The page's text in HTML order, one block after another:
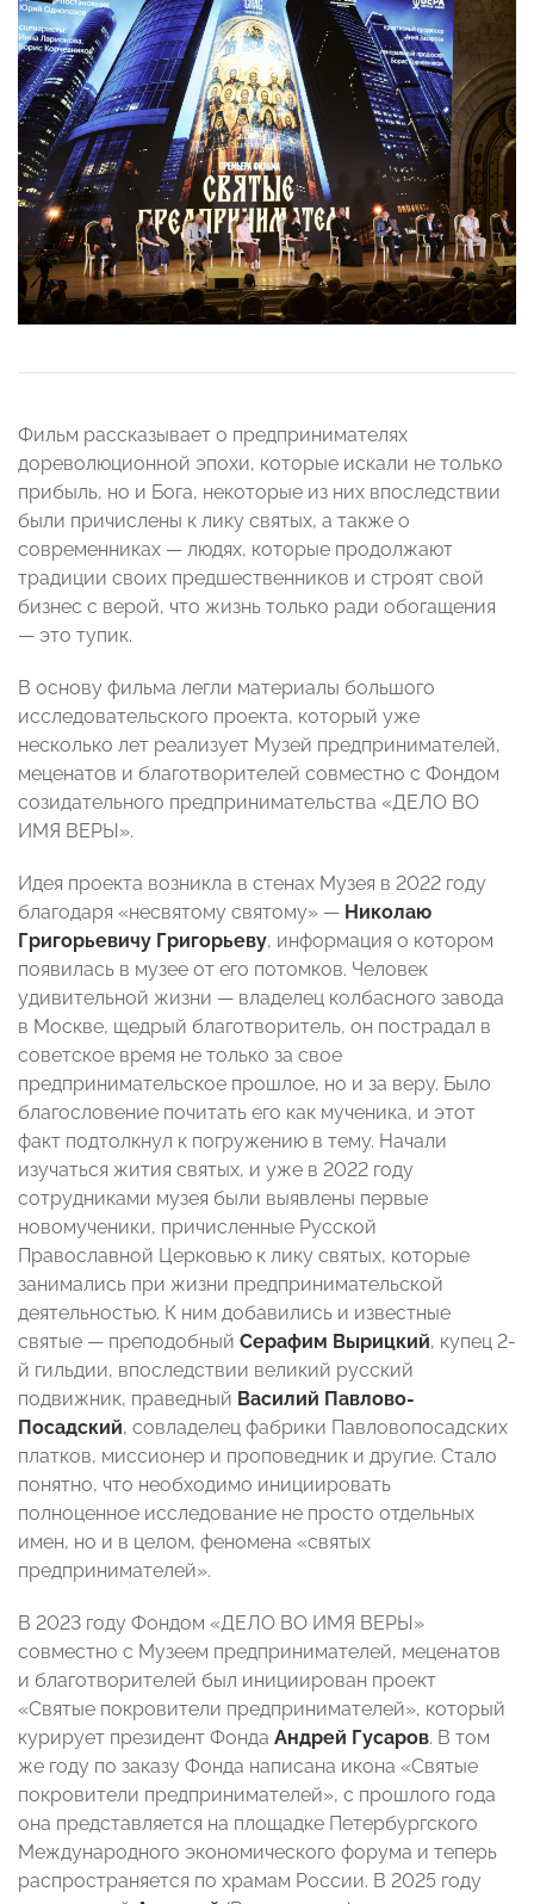
Фильм рассказывает о предпринимателях
дореволюционной эпохи, которые искали не только
прибыль, но и Бога, некоторые из них впоследствии
были причислены к лику святых, а также о
современниках — людях, которые продолжают
традиции своих предшественников и строят свой
бизнес с верой, что жизнь только ради обогащения
— это тупик.
В основу фильма легли материалы большого
исследовательского проекта, который уже
несколько лет реализует Музей предпринимателей,
меценатов и благотворителей совместно с Фондом
созидательного предпринимательства «ДЕЛО ВО
ИМЯ ВЕРЫ».
Идея проекта возникла в стенах Музея в 2022 году
благодаря «несвятому святому» — Николаю
Григорьевичу Григорьеву, информация о котором
появилась в музее от его потомков. Человек
удивительной жизни — владелец колбасного завода
в Москве, щедрый благотворитель, он пострадал в
советское время не только за свое
предпринимательское прошлое, но и за веру. Было
благословение почитать его как мученика, и этот
факт подтолкнул к погружению в тему. Начали
изучаться жития святых, и уже в 2022 году
сотрудниками музея были выявлены первые
новомученики, причисленные Русской
Православной Церковью к лику святых, которые
занимались при жизни предпринимательской
деятельностью. К ним добавились и известные
святые — преподобный Серафим Вырицкий, купец 2-
й гильдии, впоследствии великий русский
подвижник, праведный Василий Павлово-
Посадский, совладелец фабрики Павловопосадских
платков, миссионер и проповедник и другие. Стало
понятно, что необходимо инициировать
полноценное исследование не просто отдельных
имен, но и в целом, феномена «святых
предпринимателей».
В 2023 году Фондом «ДЕЛО ВО ИМЯ ВЕРЫ»
совместно с Музеем предпринимателей, меценатов
и благотворителей был инициирован проект
«Святые покровители предпринимателей», который
курирует президент Фонда Андрей Гусаров. В том
же году по заказу Фонда написана икона «Святые
покровители предпринимателей», с прошлого года
она представляется на площадке Петербургского
Международного экономического форума и теперь
распространяется по храмам России. В 2025 году